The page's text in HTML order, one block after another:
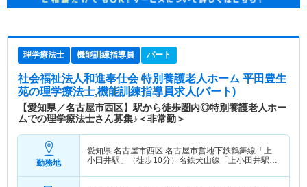
理学療法士 機能訓練指導員 パート
社会福祉法人和進奉仕会 特別養護老人ホーム 平田豊生
苑の理学療法士,機能訓練指導員求人(パート)
【愛知県／名古屋市西区】駅から徒歩圏内◎特別養護老人ホー
ムでの理学療法士さん募集♪＜非常勤＞
勤務地
愛知県 名古屋市西区 名古屋市営地下鉄鶴舞線「上
小田井駅」（徒歩10分）名鉄犬山線「上小田井駅」